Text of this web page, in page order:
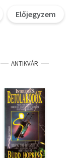
Előjegyzem
ANTIKVÁR